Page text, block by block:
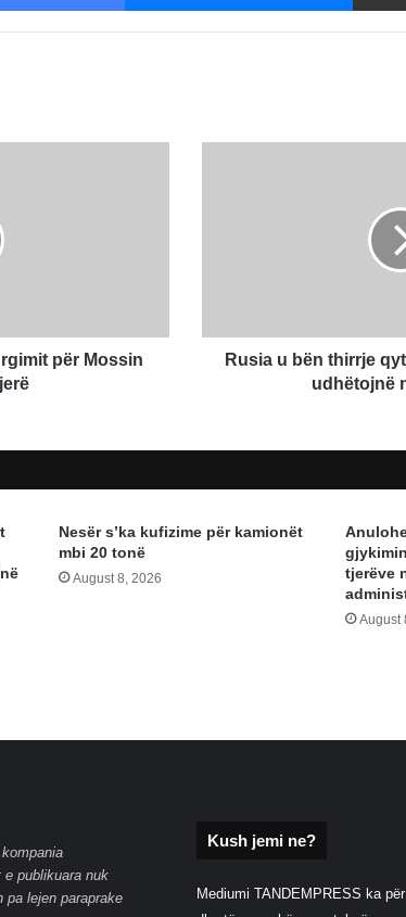
për Mossin
mos
udhëtojnë
Rusia u bën thirrje
udhëtojnë
Nesër s’ka kufizime për kamionët
mbi 20 tonë
August 8, 2026
tjerëve
August
e publikuara nuk
pa lejen paraprake
Kush jemi ne?
Mediumi TANDEMPRESS ka